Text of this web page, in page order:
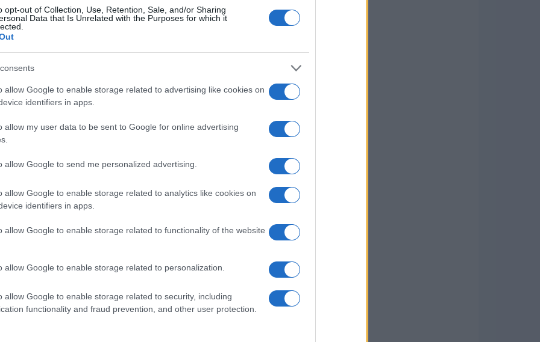
opt-out of Collection, Use, Retention, Sale, and/or Sharing
Data that Is Unrelated with the Purposes for which it
allow Google to enable storage related to advertising like cookies on
identifiers in apps.
allow my user data to be sent to Google for online advertising
allow Google to send me personalized advertising.
allow Google to enable storage related to analytics like cookies on
identifiers in apps.
allow Google to enable storage related to functionality of the website
allow Google to enable storage related to personalization.
allow Google to enable storage related to security, including
functionality and fraud prevention, and other user protection.
negativamente la capacità di stimare i
hanno esperienza diretta con sistemi
Tali problematiche diventano
integrator
urgenti.
documentazione
la comprensione del sistema si basa su
processo che può richiedere settimane e non
non solo è rischiosa ma comporta anche
la documentazione
a essere testata per affrontare le
tecnica. Sebbene i modelli disponibili
tecnologia ha mostrato promettenti
l’intelligenza artificiale è capace di
documentazione tecnica precisa e